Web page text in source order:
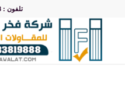
تلفون : 0533819888